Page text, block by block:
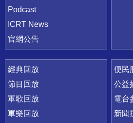
Podcast
ICRT News
官網公告
經典回放
節目回放
軍歌回放
軍樂回放
便民
公益
電台
新聞